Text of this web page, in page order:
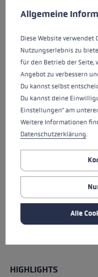
Der WCR Venom
Skihandschuh für
ein bisschen
Flexible Silikonpads
halten sie
Schaf- und
extrem weich und
Ziegenleder und
Innenhand hast du
auch bei höheren
fest im Griff.
HIGHLIGHTS
Allgemeine
Diese Website verwendet
Nutzungserlebnis zu
für den Betrieb der Seite,
Angebot zu verbessern
Du kannst selbst
Du kannst deine
Einstellungen" am
Weitere Informationen
Datenschutzerklärung.
Alle